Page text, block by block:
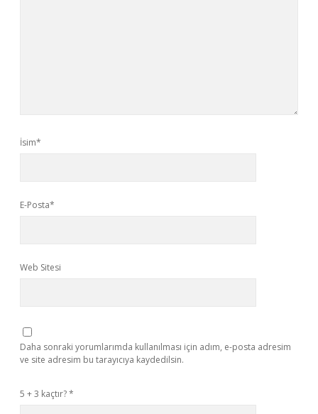
İsim*
E-Posta*
Web Sitesi
Daha sonraki yorumlarımda kullanılması için adım, e-posta adresim
ve site adresim bu tarayıcıya kaydedilsin.
5 + 3 kaçtır?*